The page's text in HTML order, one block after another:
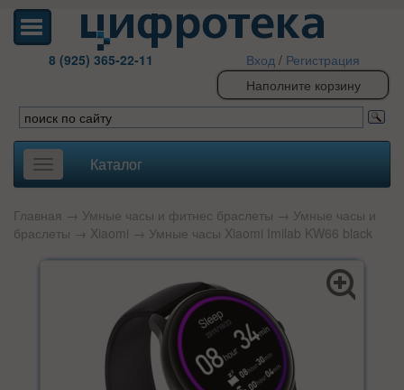
8 (925) 365-22-11 Вход / Регистрация
Наполните корзину
Toggle
navigation
Каталог
Главная → Умные часы и фитнес браслеты → Умные часы и
браслеты → Xiaomi → Умные часы Xiaomi Imilab KW66 black